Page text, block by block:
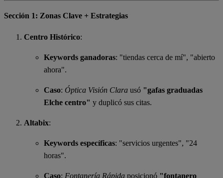
Sección 1: Zonas Clave + Estrategias
Centro Histórico:
Keywords ganadoras: "tiendas cerca de mí", "abierto
ahora".
Caso: Óptica Visión Clara usó "gafas graduadas
Elche centro" y duplicó sus citas.
Altabix:
Keywords específicas: "servicios urgentes", "24
horas".
Caso: Fontanería Rápida posicionó "fontanero